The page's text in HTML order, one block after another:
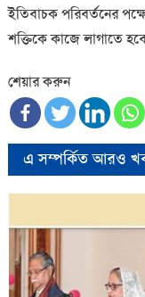
ইতিবাচক পরিবর্তনের
শক্তিকে কাজে লাগাতে
শেয়ার করুন
এ সম্পর্কিত আরও